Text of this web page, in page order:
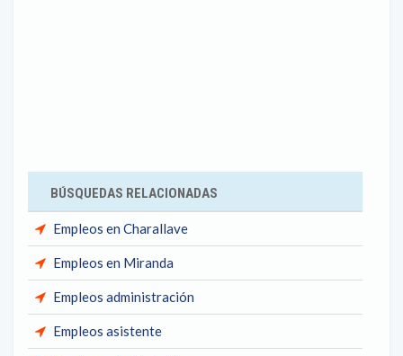
BÚSQUEDAS RELACIONADAS
Empleos en Charallave
Empleos en Miranda
Empleos administración
Empleos asistente